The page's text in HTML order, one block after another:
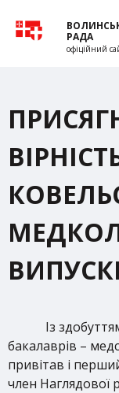
РАДА
офіційний
Із
бакалаврів –
привітав і
член Наглядової